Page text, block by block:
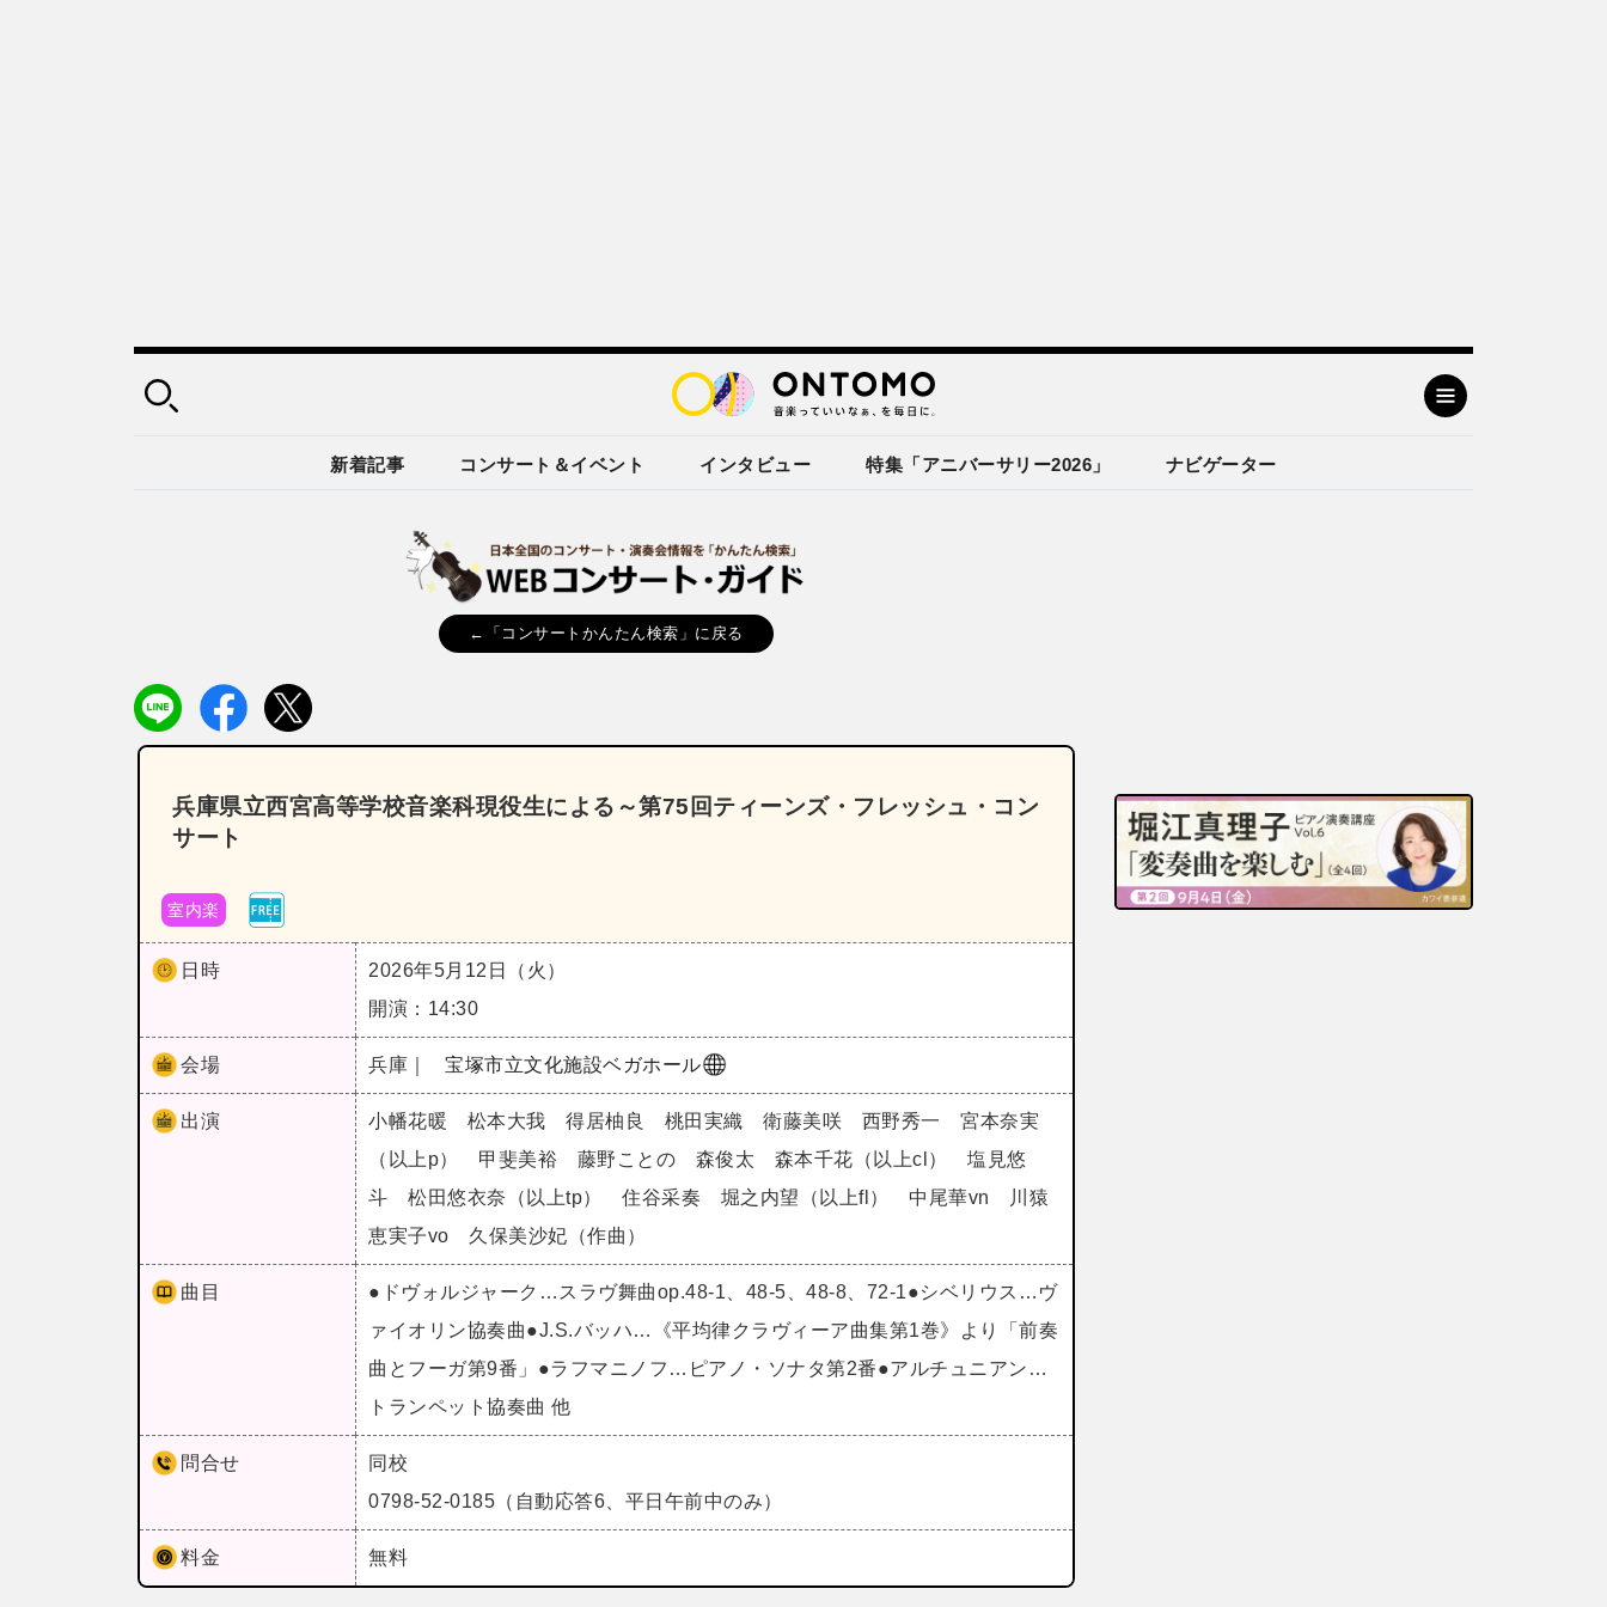
新着記事 コンサート＆イベント インタビュー 特集「アニバーサリー2026」 ナビゲーター
←「コンサートかんたん検索」に戻る
兵庫県立西宮高等学校音楽科現役生による～第75回ティーンズ・フレッシュ・コン
サート
室内楽
日時
2026年5月12日（火）
開演：14:30
会場 兵庫｜ 宝塚市立文化施設ベガホール
出演
小幡花暖 松本大我 得居柚良 桃田実織 衛藤美咲 西野秀一 宮本奈実
（以上p） 甲斐美裕 藤野ことの 森俊太 森本千花（以上cl） 塩見悠
斗 松田悠衣奈（以上tp） 住谷采奏 堀之内望（以上fl） 中尾華vn 川猿
恵実子vo 久保美沙妃（作曲）
曲目
●ドヴォルジャーク…スラヴ舞曲op.48-1、48-5、48-8、72-1●シベリウス…ヴ
ァイオリン協奏曲●J.S.バッハ…《平均律クラヴィーア曲集第1巻》より「前奏
曲とフーガ第9番」●ラフマニノフ…ピアノ・ソナタ第2番●アルチュニアン…
トランペット協奏曲 他
問合せ
同校
0798-52-0185（自動応答6、平日午前中のみ）
料金 無料